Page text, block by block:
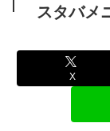
スタバメ
X